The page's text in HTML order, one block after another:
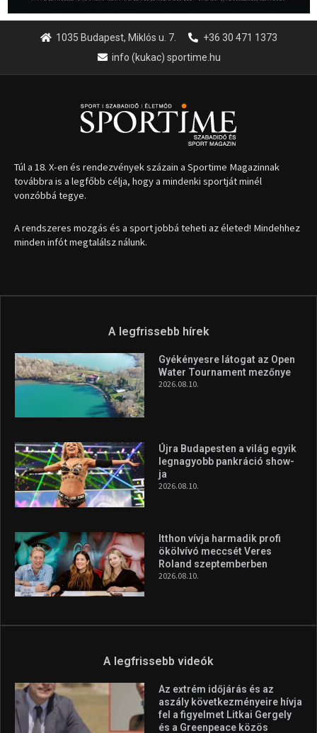
1035 Budapest, Miklós u. 7.
+36 30 471 1373
info (kukac) sportime.hu
Túl a 18. X-en és rendezvények százain a Sportime Magazinnak
továbbra is a legfőbb célja, hogy a mindenki sportját minél
vonzóbbá tegye.
A rendszeres mozgás és a sport jobbá teheti az életed! Mindehhez
minden infót megtalálsz nálunk.
A legfrissebb hírek
Gyékényesre látogat az Open
Water Tournament mezőnye
2026.08.10.
Újra Budapesten a világ egyik
legnagyobb pankráció show-
ja
2026.08.10.
Itthon vívja harmadik profi
ökölvívó meccsét Veres
Roland szeptemberben
2026.08.10.
A legfrissebb videók
Az extrém időjárás és az
aszály következményeire hívja
fel a figyelmet Litkai Gergely
és a Greenpeace közös